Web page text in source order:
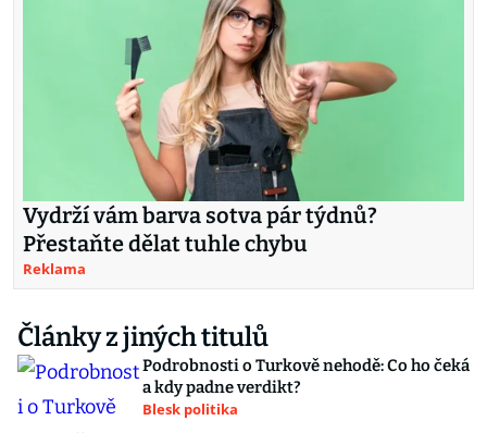
Vydrží vám barva sotva pár týdnů?
Přestaňte dělat tuhle chybu
Reklama
Články z jiných titulů
Podrobnosti o Turkově nehodě: Co ho čeká
a kdy padne verdikt?
Blesk politika